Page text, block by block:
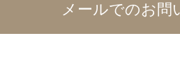
メールでのお問